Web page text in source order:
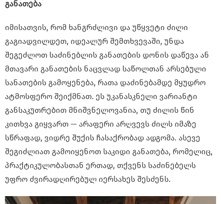
განათება
იმისათვის, რომ ხანგრძლივი და უწყვეტი ძილი
გაგიადვილდეთ, იდეალურ შემთხვევაში, უნდა
შეგეძლოთ საძინებლის განათების დონის დაწევა ან
მთავარი განათების ნაცვლად საწოლთან არსებული
სანათების გამოყენება, რათა დაძინებამდე მყუდრო
ატმოსფერო შეიქმნათ. ეს უკანასკნელი ვარიანტი
განსაკუთრებით მნიშვნელოვანია, თუ ძილის წინ
კითხვა გიყვართ — არაფერი არღვევს ძილს იმაზე
სწრაფად, ვიდრე შუქის ჩასაქრობად ადგომა. ასევე
შეგიძლიათ გამოიყენოთ საკიდი განათება, რომელიც,
პრაქტიკულობასთან ერთად, თქვენს საძინებელს
უფრო ძვირადღირებულ იერსახეს შესძენს.